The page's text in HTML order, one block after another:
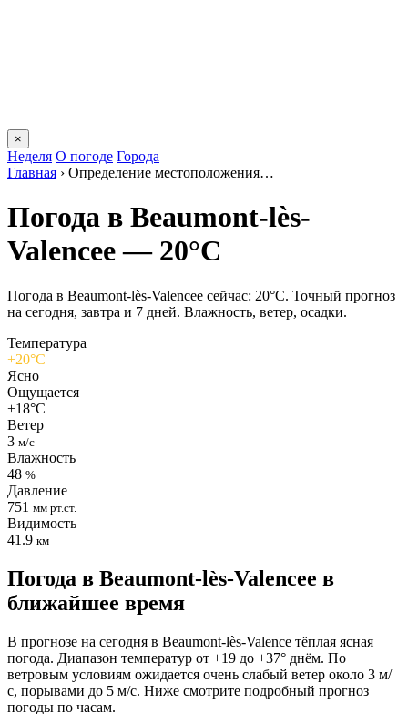
×
Неделя О погоде Города
Главная › Определение местоположения…
Погода в Beaumont-lès-
Valenceе — 20°C
Погода в Beaumont-lès-Valenceе сейчас: 20°C. Точный прогноз
на сегодня, завтра и 7 дней. Влажность, ветер, осадки.
Температура
+20°C
Ясно
Ощущается
+18°C
Ветер
3 м/с
Влажность
48 %
Давление
751 мм рт.ст.
Видимость
41.9 км
Погода в Beaumont-lès-Valenceе в
ближайшее время
В прогнозе на сегодня в Beaumont-lès-Valence тёплая ясная
погода. Диапазон температур от +19 до +37° днём. По
ветровым условиям ожидается очень слабый ветер около 3 м/
с, порывами до 5 м/с. Ниже смотрите подробный прогноз
погоды по часам.